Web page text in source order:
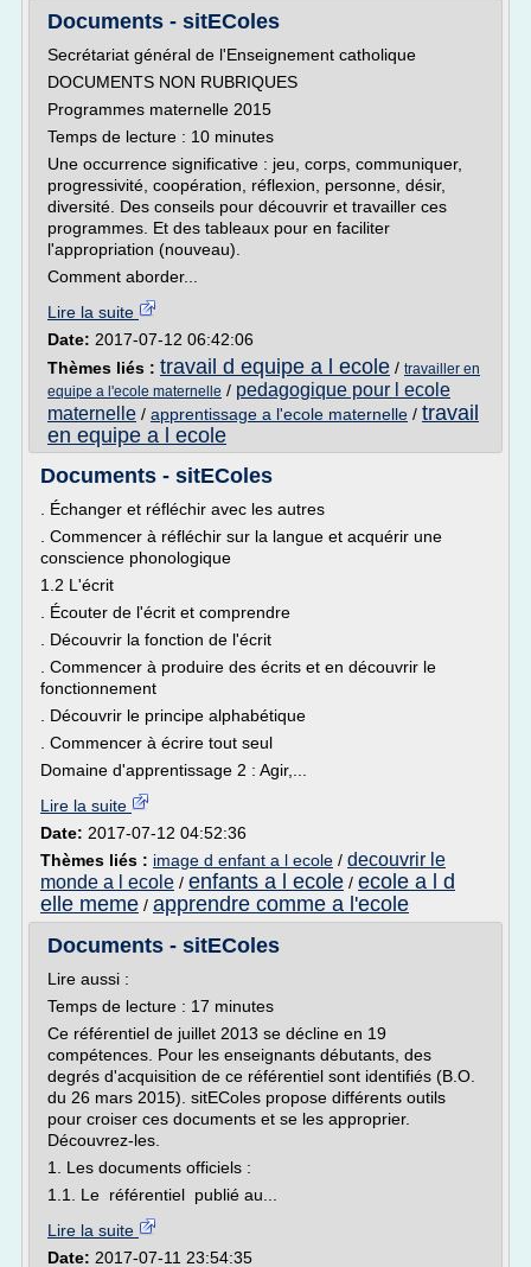
Documents - sitEColes
Secrétariat général de l'Enseignement catholique
DOCUMENTS NON RUBRIQUES
Programmes maternelle 2015
Temps de lecture : 10 minutes
Une occurrence significative : jeu, corps, communiquer,
progressivité, coopération, réflexion, personne, désir,
diversité. Des conseils pour découvrir et travailler ces
programmes. Et des tableaux pour en faciliter
l'appropriation (nouveau).
Comment aborder...
Lire la suite
Date: 2017-07-12 06:42:06
Thèmes liés : travail d equipe a l ecole / travailler en
equipe a l'ecole maternelle / pedagogique pour l ecole
maternelle / apprentissage a l'ecole maternelle / travail
en equipe a l ecole
Documents - sitEColes
. Échanger et réfléchir avec les autres
. Commencer à réfléchir sur la langue et acquérir une
conscience phonologique
1.2 L'écrit
. Écouter de l'écrit et comprendre
. Découvrir la fonction de l'écrit
. Commencer à produire des écrits et en découvrir le
fonctionnement
. Découvrir le principe alphabétique
. Commencer à écrire tout seul
Domaine d'apprentissage 2 : Agir,...
Lire la suite
Date: 2017-07-12 04:52:36
Thèmes liés : image d enfant a l ecole / decouvrir le
monde a l ecole / enfants a l ecole / ecole a l d
elle meme / apprendre comme a l'ecole
Documents - sitEColes
Lire aussi :
Temps de lecture : 17 minutes
Ce référentiel de juillet 2013 se décline en 19
compétences. Pour les enseignants débutants, des
degrés d'acquisition de ce référentiel sont identifiés (B.O.
du 26 mars 2015). sitEColes propose différents outils
pour croiser ces documents et se les approprier.
Découvrez-les.
1. Les documents officiels :
1.1. Le référentiel publié au...
Lire la suite
Date: 2017-07-11 23:54:35